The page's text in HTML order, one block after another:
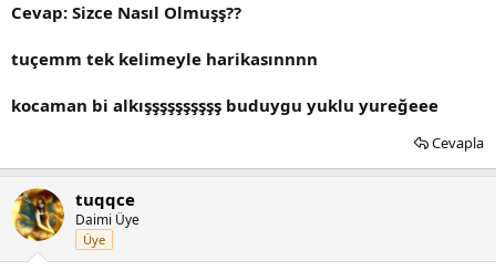
Cevap: Sizce Nasıl Olmuşş??
tuçemm tek kelimeyle harikasınnnn
kocaman bi alkışşşşşşşşşş buduygu yuklu yureğeee
Cevapla
tuqqce
Daimi Üye
Üye